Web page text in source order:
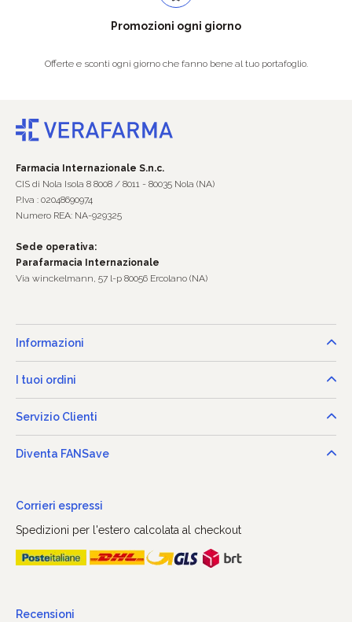
Promozioni ogni giorno
Offerte e sconti ogni giorno che fanno bene al tuo portafoglio.
Farmacia Internazionale S.n.c.
CIS di Nola Isola 8 8008 / 8011 - 80035 Nola (NA)
P.Iva : 02048690974
Numero REA: NA-929325
Sede operativa:
Parafarmacia Internazionale
Via winckelmann, 57 l-p 80056 Ercolano (NA)
Informazioni
I tuoi ordini
Servizio Clienti
Diventa FANSave
Corrieri espressi
Spedizioni per l'estero calcolata al checkout
Recensioni